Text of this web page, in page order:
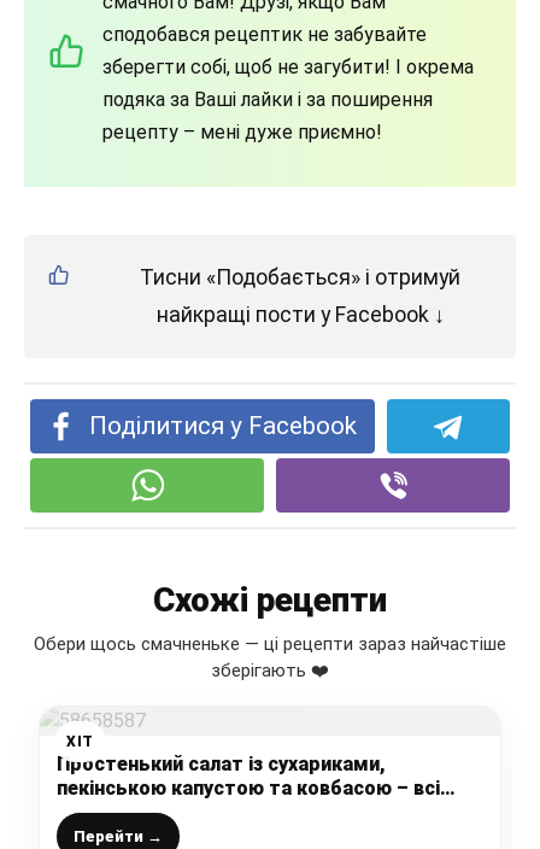
сподобався рецептик не забувайте
зберегти собі, щоб не загубити! І окрема
подяка за Ваші лайки і за поширення
рецепту – мені дуже приємно!
Тисни «Подобається» і отримуй
найкращі пости у Facebook ↓
Поділитися у Facebook
Схожі рецепти
Обери щось смачненьке — ці рецепти зараз найчастіше
зберігають ❤️
ХІТ
Простенький салат із сухариками,
пекінською капустою та ковбасою – всі
гості нахвалювали мій рецепт, а готується
він “на швидку руку”
Перейти →